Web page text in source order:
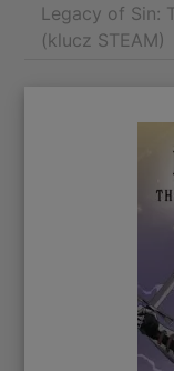
Legacy of Sin:
(klucz STEAM)